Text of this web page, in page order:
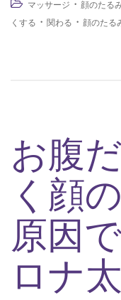
マッサージ ・ 顔のたる
くする ・ 関わる ・ 顔のたる
お腹
く顔
原因
ロナ